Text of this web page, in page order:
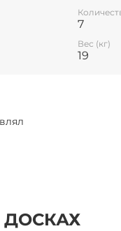
7
Вес (кг)
19